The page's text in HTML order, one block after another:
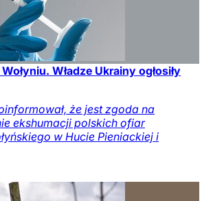
Władze Ukrainy ogłosiły
że jest zgoda na
ekshumacji polskich ofiar
w Hucie Pieniackiej i